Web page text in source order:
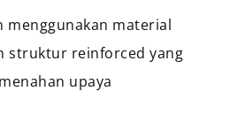
menggunakan material
struktur reinforced yang
upaya